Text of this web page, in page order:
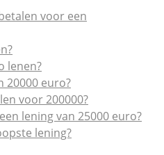
voor een
lenen?
20000 euro?
voor 200000?
lening van 25000 euro?
lening?